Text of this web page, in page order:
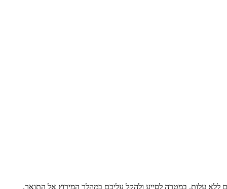
ללא עלות, במטרה לסייע ולהקל עליכם במהלך המירוץ אל התואר.